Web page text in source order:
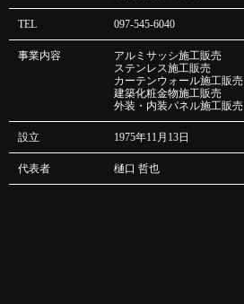
TEL 097-545-6040
事業内容
アルミサッシ施工販売
ステンレス施工販売
カーテンウォール施工販売
建築化粧金物施工販売
外装・内装パネル施工販売
設立 1975年11月13日
代表者 樋口 哲也